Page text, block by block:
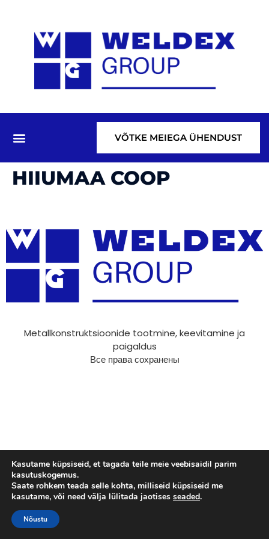
VÕTKE MEIEGA ÜHENDUST
HIIUMAA COOP
Metallkonstruktsioonide tootmine, keevitamine ja
paigaldus
Все права сохранены
Kasutame küpsiseid, et tagada teile meie veebisaidil parim
kasutuskogemus.
Saate rohkem teada selle kohta, milliseid küpsiseid me
kasutame, või need välja lülitada jaotises seaded.
Nõustu